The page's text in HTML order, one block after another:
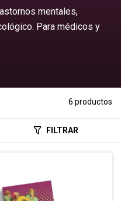
mentales,
Para médicos y
6 productos
FILTRAR